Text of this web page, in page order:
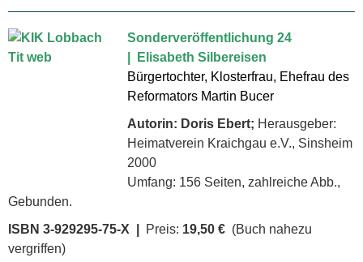
Sonderveröffentlichung 24
| Elisabeth Silbereisen
Bürgertochter, Klosterfrau, Ehe­frau des
Reformators Martin Bucer
Autorin: Doris Ebert; Herausgeber:
Heimatverein Kraichgau e.V., Sinsheim
2000
Umfang: 156 Seiten, zahlreiche Abb.,
Gebunden.
ISBN 3-929295-75-X |
Preis: 19,50 € (Buch nahezu
vergriffen)